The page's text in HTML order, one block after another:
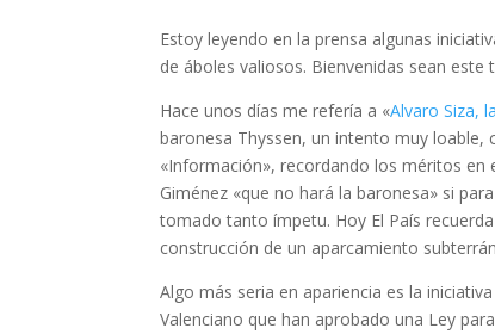
Estoy leyendo en la prensa algunas
de áboles valiosos. Bienvenidas sean este
Hace unos días me refería a «Alvaro Siza,
baronesa Thyssen, un intento muy
«Información», recordando los méritos en
Giménez «que no hará la baronesa» si
tomado tanto ímpetu. Hoy El País
construcción de un aparcamiento
Algo más seria en apariencia es la
Valenciano que han aprobado una Ley